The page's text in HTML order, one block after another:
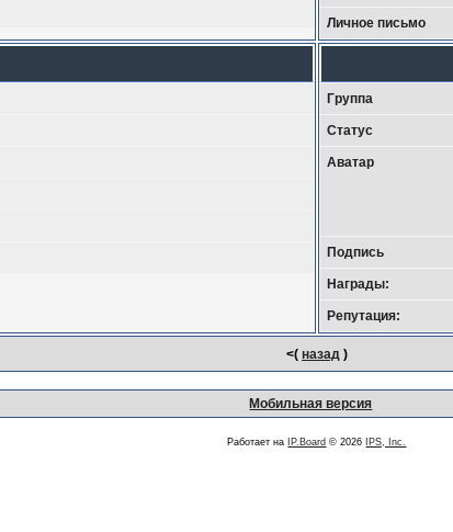
Личное письмо
Группа
Статус
Аватар
Подпись
Награды:
Репутация:
<( назад)
Мобильная версия
Работает на IP.Board © 2026 IPS, Inc.